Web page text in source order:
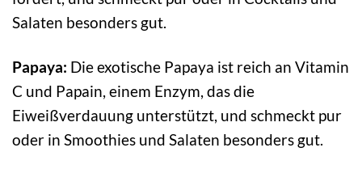
Salaten besonders gut.
Papaya: Die exotische Papaya ist reich an Vitamin
C und Papain, einem Enzym, das die
Eiweißverdauung unterstützt, und schmeckt pur
oder in Smoothies und Salaten besonders gut.